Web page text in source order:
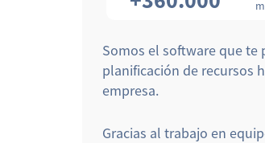
Somos el software que te
planificación de recursos
empresa.
Gracias al trabajo en